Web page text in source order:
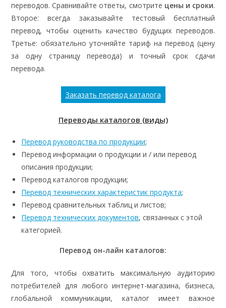
переводов. Сравнивайте ответы, смотрите цены и сроки.
Второе: всегда заказывайте тестовый бесплатный
перевод, чтобы оценить качество будущих переводов.
Третье: обязательно уточняйте тариф на перевод (цену
за одну страницу перевода) и точный срок сдачи
перевода.
Заказать перевод каталога
Переводы каталогов (виды)
Перевод руководства по продукции;
Перевод информации о продукции и / или перевод
описания продукции;
Перевод каталогов продукции;
Перевод технических характеристик продукта;
Перевод сравнительных таблиц и листов;
Перевод технических документов, связанных с этой
категорией.
Перевод он-лайн каталогов:
Для того, чтобы охватить максимальную аудиторию
потребителей для любого интернет-магазина, бизнеса,
глобальной коммуникации, каталог имеет важное